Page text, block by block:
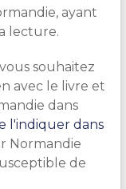
ayant
lecture.
vous souhaitez
avec le livre et
dans
l'indiquer dans
Normandie
de